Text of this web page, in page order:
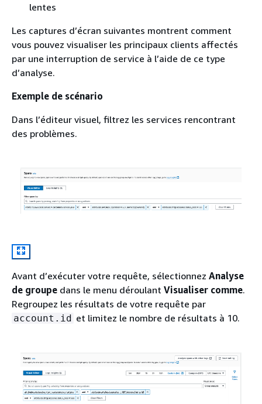
lentes
Les captures d’écran suivantes montrent comment
vous pouvez visualiser les principaux clients affectés
par une interruption de service à l’aide de ce type
d’analyse.
Exemple de scénario
Dans l’éditeur visuel, filtrez les services rencontrant
des problèmes.
Avant d’exécuter votre requête, sélectionnez Analyse
de groupe dans le menu déroulant Visualiser comme.
Regroupez les résultats de votre requête par
account.id et limitez le nombre de résultats à 10.